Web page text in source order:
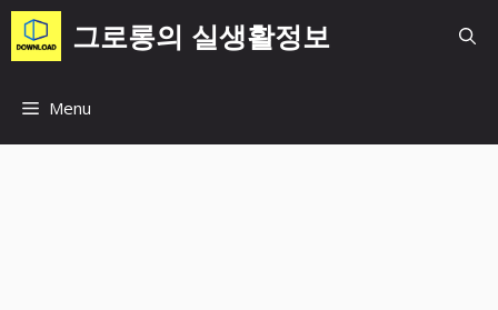
컨
텐
츠
너
그로롱의 실생활정보
Menu